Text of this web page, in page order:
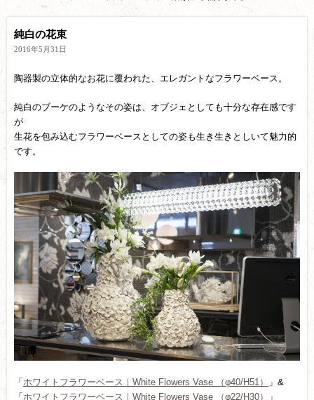
純白の花束
2016年5月31日
陶器製の立体的なお花に覆われた、エレガントなフラワーベース。
純白のブーケのようなその姿は、オブジェとしても十分な存在感です
が
生花を包み込むフラワーベースとしての姿も生き生きとしいて魅力的
です。
「ホワイトフラワーベース｜White Flowers Vase （φ40/H51）
」&
「ホワイトフラワーベース｜White Flowers Vase （φ22/H30） 」